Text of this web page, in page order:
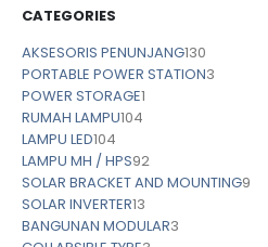
CATEGORIES
AKSESORIS PENUNJANG130
PORTABLE POWER STATION3
POWER STORAGE1
RUMAH LAMPU104
LAMPU LED104
LAMPU MH / HPS92
SOLAR BRACKET AND MOUNTING9
SOLAR INVERTER13
BANGUNAN MODULAR3